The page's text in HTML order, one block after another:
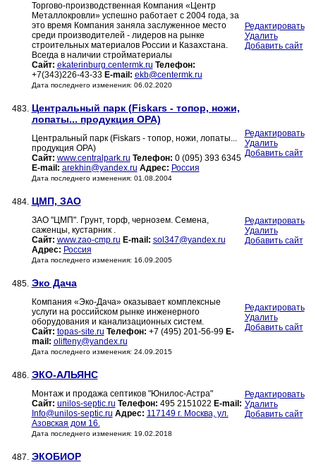
Торгово-производственная Компания «Центр
Металлокровли» успешно работает с 2004 года, за
это время Компания заняла заслуженное место
среди производителей - лидеров на рынке
строительных материалов России и Казахстана.
Всегда в наличии стройматериалы
Сайт: ekaterinburg.centermk.ru Телефон:
+7(343)226-43-33 E-mail: ekb@centermk.ru
Дата последнего изменения: 06.02.2020
Редактировать
Удалить
Добавить сайт
483. Центральный парк (Fiskars - топор, ножи,
лопаты... продукция OPA)
Центральный парк (Fiskars - топор, ножи, лопаты...
продукция OPA)
Сайт: www.centralpark.ru Телефон: 0 (095) 393 6345
E-mail: arekhin@yandex.ru Адрес: Россия
Дата последнего изменения: 01.08.2004
Редактировать
Удалить
Добавить сайт
484. ЦМП, ЗАО
ЗАО "ЦМП". Грунт, торф, чернозем. Семена,
саженцы, кустарник .
Сайт: www.zao-cmp.ru E-mail: sol347@yandex.ru
Адрес: Россия
Дата последнего изменения: 16.09.2005
Редактировать
Удалить
Добавить сайт
485. Эко Дача
Компания «Эко-Дача» оказывает комплексные
услуги на российском рынке инженерного
оборудования и канализационных систем.
Сайт: topas-site.ru Телефон: +7 (495) 201-56-99 E-
mail: olifteny@yandex.ru
Дата последнего изменения: 24.09.2015
Редактировать
Удалить
Добавить сайт
486. ЭКО-АЛЬЯНС
Монтаж и продажа септиков "Юнилос-Астра"
Сайт: unilos-septic.ru Телефон: 495 2151022 E-mail:
Info@unilos-septic.ru Адрес: 117149 г. Москва, ул.
Азовская дом 16.
Дата последнего изменения: 19.02.2018
Редактировать
Удалить
Добавить сайт
487. ЭКОБИОР